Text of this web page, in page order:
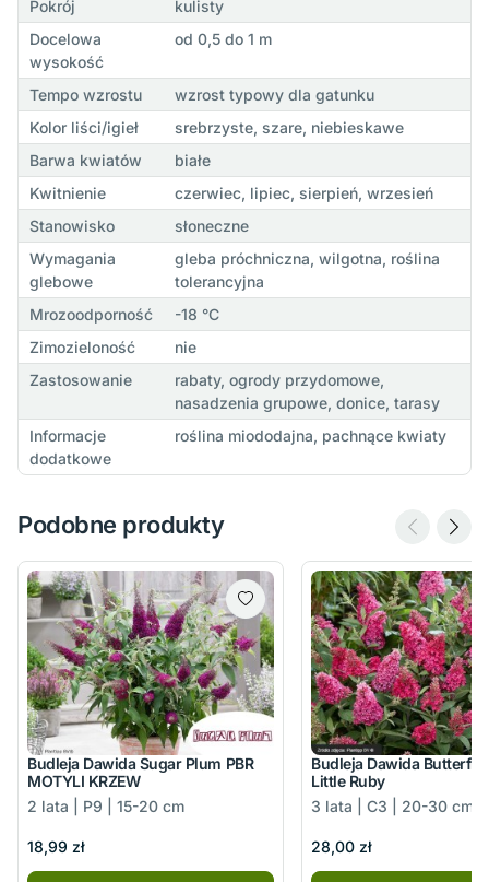
Pokrój
kulisty
Docelowa
wysokość
od 0,5 do 1 m
Tempo wzrostu
wzrost typowy dla gatunku
Kolor liści/igieł
srebrzyste, szare, niebieskawe
Barwa kwiatów
białe
Kwitnienie
czerwiec, lipiec, sierpień, wrzesień
Stanowisko
słoneczne
Wymagania
glebowe
gleba próchniczna, wilgotna, roślina
tolerancyjna
Mrozoodporność
-18 °C
Zimozieloność
nie
Zastosowanie
rabaty, ogrody przydomowe,
nasadzenia grupowe, donice, tarasy
Informacje
dodatkowe
roślina miododajna, pachnące kwiaty
Podobne produkty
Budleja Dawida Sugar Plum PBR
MOTYLI KRZEW
2 lata | P9 | 15-20 cm
18,99 zł
Budleja Dawida Butterfly
Little Ruby
3 lata | C3 | 20-30 cm
28,00 zł